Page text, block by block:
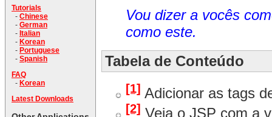
Tutorials
- Chinese
- German
- Italian
- Korean
- Portuguese
- Spanish
FAQ
- Korean
Latest Downloads
Vou dizer a vocês
como este.
Tabela de Conteúdo
[1] Adicionar as tags
[2] Veja o JSP com a